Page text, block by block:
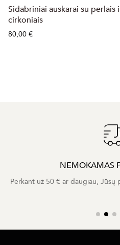
Sidabriniai auskarai su perlais
cirkoniais
80,00 €
NEMOKAMAS
Perkant už 50 € ar daugiau, Jūsų